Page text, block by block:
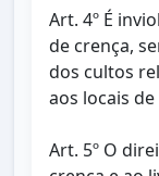
Art. 4º É
de crença,
dos cultos
aos locais
Art. 5º O